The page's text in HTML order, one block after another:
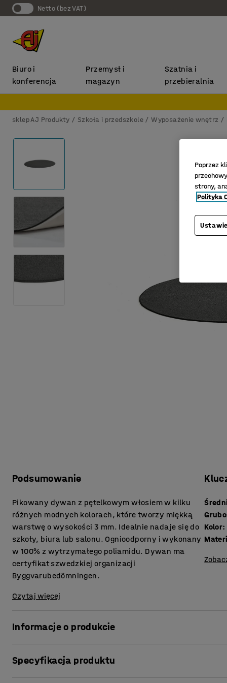
Netto (bez VAT)
Biuro i
konferencja
Przemysł i
magazyn
Szatnia i
przebieralnia
sklep AJ Produkty Szkoła i przedszkole Wyposażenie wnętrz
Podsumowanie
Pikowany dywan z pętelkowym włosiem w kilku
różnych modnych kolorach, które tworzy miękką
warstwę o wysokości 3 mm. Idealnie nadaje się do
szkoły, biura lub salonu. Ognioodporny i wykonany
w 100% z wytrzymałego poliamidu. Dywan ma
certyfikat szwedzkiej organizacji
Byggvarubedömningen.
Czytaj więcej
Kolor:
Informacje o produkcie
100% z poliamidu, mocnego i odpornego na zużycie
Specyfikacja produktu
Poprzez
strony,
Polityka